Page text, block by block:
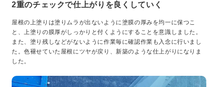
2重のチェックで仕上がりを良くしていく
屋根の上塗りは塗りムラが出ないように塗膜の厚みを均一に保つこ
と、上塗りの膜厚がしっかりと付くようにすることを意識しました。
また、塗り残しなどがないように作業毎に確認作業も入念に行いまし
た。色褪せていた屋根にツヤが戻り、新築のような仕上がりになりま
した。